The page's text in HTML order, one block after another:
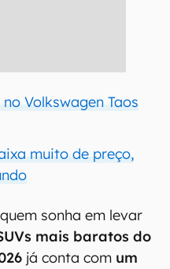
Volkswagen Taos
muito de preço,
sonha em levar
mais baratos do
já conta com um